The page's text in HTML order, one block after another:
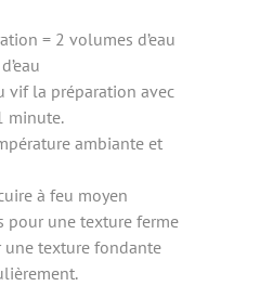
= 2 volumes d’eau
vif la préparation avec
minute.
ambiante et
à feu moyen
pour une texture ferme
texture fondante